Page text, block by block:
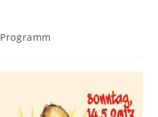
Programm